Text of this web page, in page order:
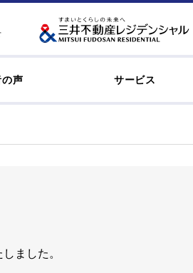
の声 サービス
ました。